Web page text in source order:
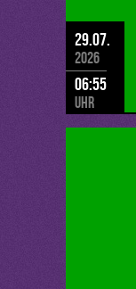
29.07.
2026
06:55
Uhr